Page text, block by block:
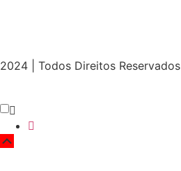
2024 | Todos Direitos Reservados